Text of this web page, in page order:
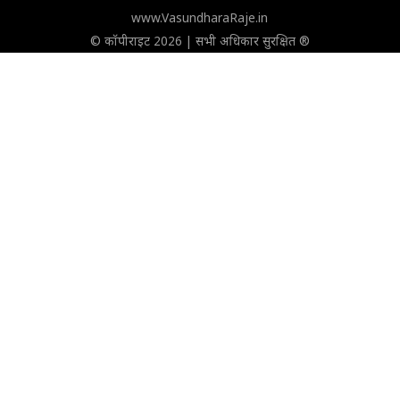
www.VasundharaRaje.in
© कॉपीराइट 2026 | सभी अधिकार सुरक्षित ®